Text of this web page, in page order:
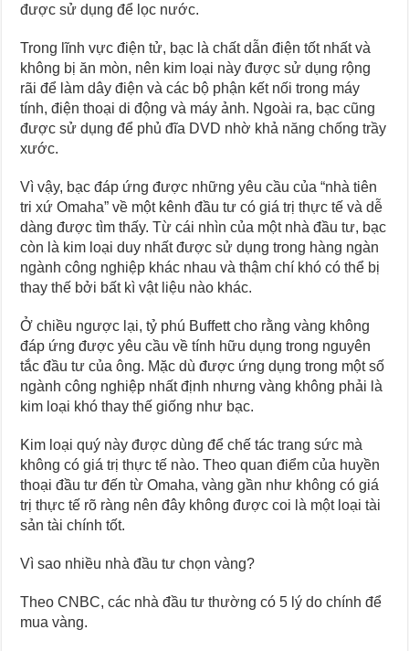
được sử dụng để lọc nước.
Trong lĩnh vực điện tử, bạc là chất dẫn điện tốt nhất và
không bị ăn mòn, nên kim loại này được sử dụng rộng
rãi để làm dây điện và các bộ phận kết nối trong máy
tính, điện thoại di động và máy ảnh. Ngoài ra, bạc cũng
được sử dụng để phủ đĩa DVD nhờ khả năng chống trầy
xước.
Vì vậy, bạc đáp ứng được những yêu cầu của “nhà tiên
tri xứ Omaha” về một kênh đầu tư có giá trị thực tế và dễ
dàng được tìm thấy. Từ cái nhìn của một nhà đầu tư, bạc
còn là kim loại duy nhất được sử dụng trong hàng ngàn
ngành công nghiệp khác nhau và thậm chí khó có thể bị
thay thế bởi bất kì vật liệu nào khác.
Ở chiều ngược lại, tỷ phú Buffett cho rằng vàng không
đáp ứng được yêu cầu về tính hữu dụng trong nguyên
tắc đầu tư của ông. Mặc dù được ứng dụng trong một số
ngành công nghiệp nhất định nhưng vàng không phải là
kim loại khó thay thế giống như bạc.
Kim loại quý này được dùng để chế tác trang sức mà
không có giá trị thực tế nào. Theo quan điểm của huyền
thoại đầu tư đến từ Omaha, vàng gần như không có giá
trị thực tế rõ ràng nên đây không được coi là một loại tài
sản tài chính tốt.
Vì sao nhiều nhà đầu tư chọn vàng?
Theo CNBC, các nhà đầu tư thường có 5 lý do chính để
mua vàng.